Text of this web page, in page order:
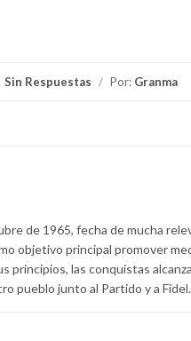
Sin Respuestas / Por: Granma
de 1965, fecha de mucha
objetivo principal promover
principios, las conquistas
pueblo junto al Partido y a Fidel.